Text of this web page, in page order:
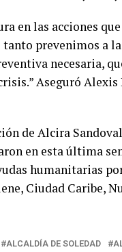
en las acciones
prevenimos a
necesaria,
Aseguró
de Alcira
en esta última
humanitarias
Ciudad Caribe,
ALCALDÍA DE SOLEDAD